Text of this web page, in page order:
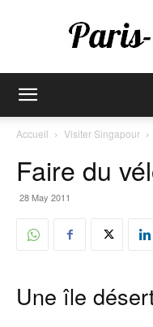
Accueil Visiter Singapour
Faire du
28 May 2011
Une île